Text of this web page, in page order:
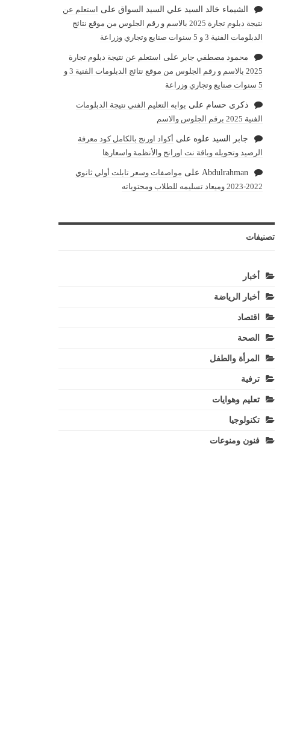
الشيماء خالد السيد علي السيد السواقعلى
استعلم عن
نتيجة دبلوم تجارة 2025 بالاسم و رقم الجلوس من موقع نتائج
الدبلومات الفنية 3 و 5 سنوات صنايع وتجاري وزراعة
محمود مصطفي جابر على
استعلم عن نتيجة دبلوم تجارة
2025 بالاسم و رقم الجلوس من موقع نتائج الدبلومات الفنية 3 و
5 سنوات صنايع وتجاري وزراعة
ذكرى حسام على بوابه التعليم الفني نتيجة الدبلومات
الفنية 2025 برقم الجلوس والاسم
جابر السيد علوه على أكواد اورنج بالكامل كود معرفة
الرصيد وتحويله وباقة نت اورانج والأنظمة واسعارها
Abdulrahmanعلى مواصفات وسعر تابلت أولي ثانوي
2022-2023 وميعاد تسليمه للطلاب ومحتوياته
تصنيفات
أخبار
أخبار الرياضة
اقتصاد
الصحة
المرأة والطفل
ترفية
تعليم وهوايات
تكنولوجيا
فنون ومنوعات